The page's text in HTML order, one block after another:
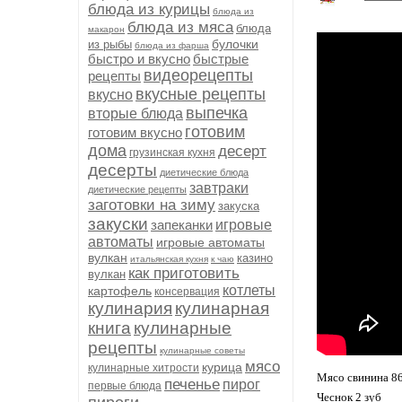
блюда из курицы блюда из
макарон блюда из мяса блюда
из рыбы блюда из фарша булочки
быстро и вкусно быстрые
рецепты видеорецепты
вкусно вкусные рецепты
вторые блюда выпечка
готовим вкусно готовим
дома грузинская кухня десерт
десерты диетические блюда
диетические рецепты завтраки
заготовки на зиму закуска
закуски запеканки игровые
автоматы игровые автоматы
вулкан итальянская кухня к чаю казино
вулкан как приготовить
картофель консервация котлеты
кулинария кулинарная
книга кулинарные
рецепты кулинарные советы
кулинарные хитрости курица мясо
первые блюда печенье пирог
Мясо свинина
Чеснок 2 зуб